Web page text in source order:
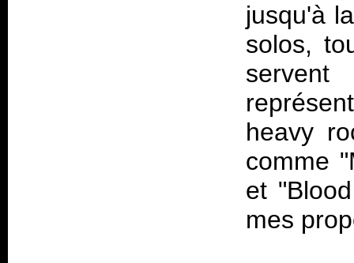
jusqu'à
solos,
heavy
comme
et
mes